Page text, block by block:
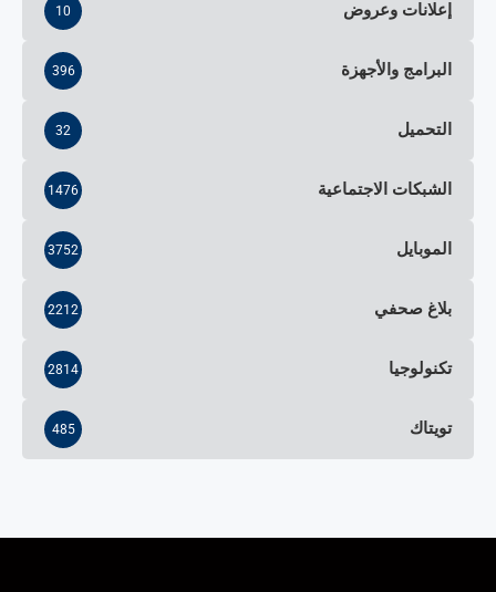
إعلانات وعروض 10
البرامج والأجهزة 396
التحميل 32
الشبكات الاجتماعية 1476
الموبايل 3752
بلاغ صحفي 2212
تكنولوجيا 2814
تويتاك 485